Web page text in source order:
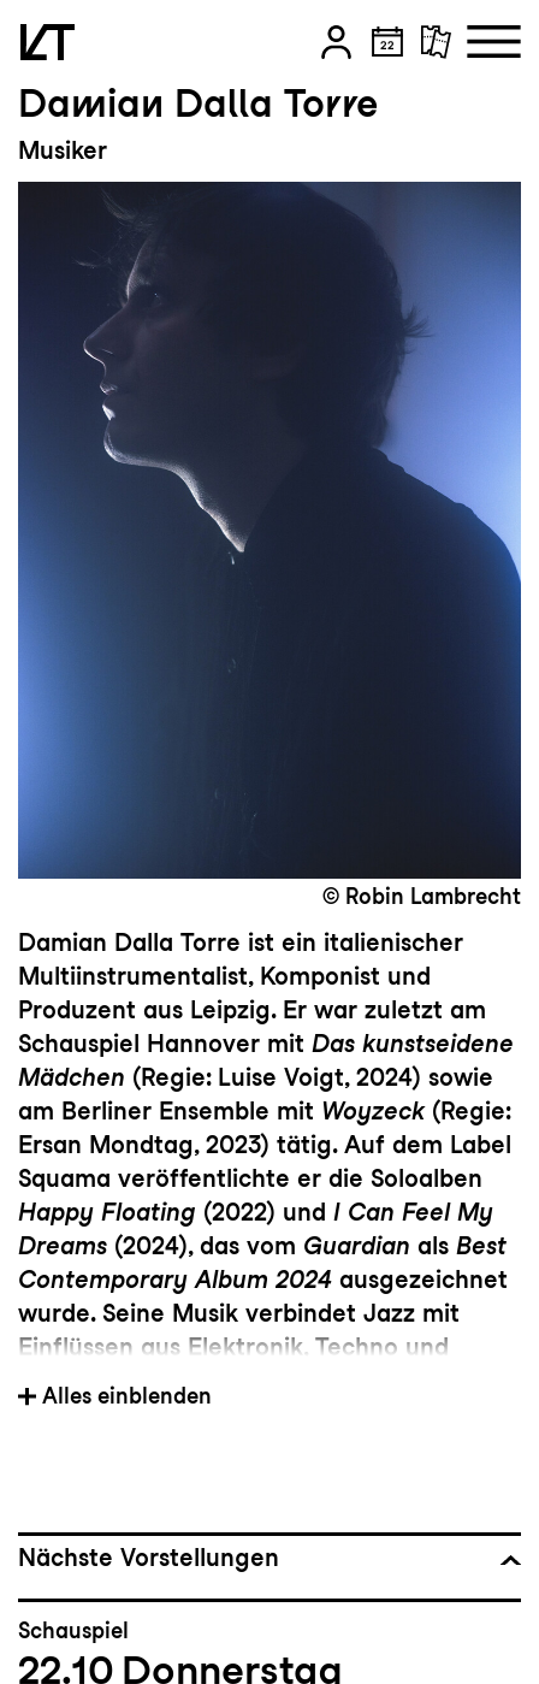
Zum Hauptinhalt springen
Zum Footer springen
Damian Dalla Torre
Musiker
© Robin Lambrecht
Damian Dalla Torre ist ein italienischer
Multiinstrumentalist, Komponist und
Produzent aus Leipzig. Er war zuletzt am
Schauspiel Hannover mit Das kunstseidene
Mädchen (Regie: Luise Voigt, 2024) sowie
am Berliner Ensemble mit Woyzeck(Regie:
Ersan Mondtag, 2023) tätig. Auf dem Label
Squama veröffentlichte er die Soloalben
Happy Floating (2022) und I Can Feel My
Dreams (2024), das vom Guardian als Best
Contemporary Album 2024 ausgezeichnet
wurde. Seine Musik verbindet Jazz mit
Einflüssen aus Elektronik, Techno und
Ambient.
Alles einblenden
Nächste Vorstellungen
Schauspiel
22.10 Donnerstag